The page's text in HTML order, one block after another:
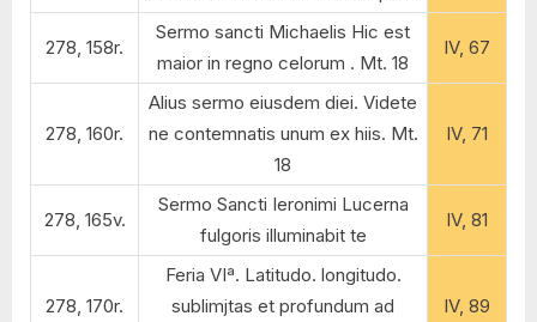
278, 158r.
Sermo sancti Michaelis Hic est
maior in regno celorum . Mt. 18
IV, 67
278, 160r.
Alius sermo eiusdem diei. Videte
ne contemnatis unum ex hiis. Mt.
18
IV, 71
278, 165v.
Sermo Sancti Ieronimi Lucerna
fulgoris illuminabit te
IV, 81
278, 170r.
Feria VIª. Latitudo. longitudo.
sublimjtas et profundum ad
IV, 89